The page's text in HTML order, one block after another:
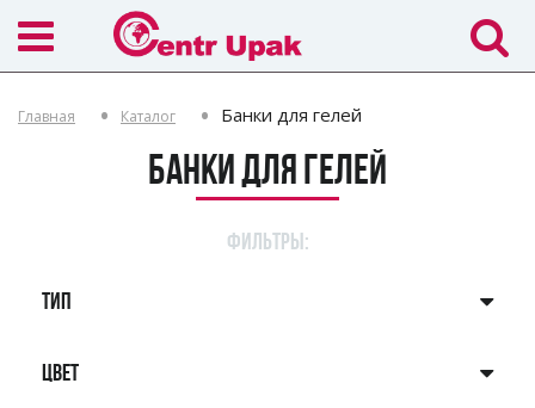
Главная Каталог Банки для гелей
Банки для гелей
ФИЛЬТРЫ:
ТИП
ЦВЕТ